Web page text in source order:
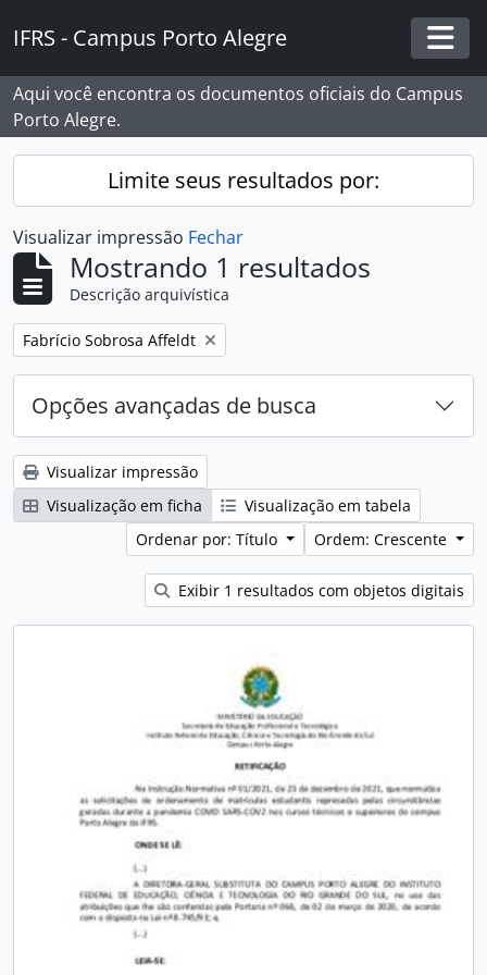
IFRS - Campus Porto Alegre
Aqui você encontra os documentos oficiais do Campus
Porto Alegre.
Limite seus resultados por:
Visualizar impressão Fechar
Mostrando 1 resultados
Descrição arquivística
Remover filtro:
Fabrício Sobrosa Affeldt
Opções avançadas de busca
Visualizar impressão
Visualização em ficha
Visualização em tabela
Ordenar por: Título
Ordem: Crescente
Exibir 1 resultados com objetos digitais